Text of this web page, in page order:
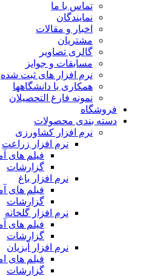
تماس با ما
نمایندگان
اخبار و مقالات
مشتریان
گالری تصاویر
مسابقات و جوایز
نرم افزار های ثبت شده
همکاری با دانشگاهها
نمونه فارغ التحصیلان
فروشگاه
دسته بندی محصولات
نرم افزار کشاورزی
نرم افزار زراعت
فیلم های
گزارشات
نرم افزار باغ
فیلم های
گزارشات
نرم افزار گلخانه
فیلم های
گزارشات
نرم افزار آبزیان
فیلم های
گزارشات